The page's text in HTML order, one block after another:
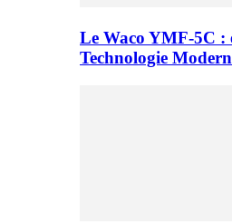
Le Waco YMF-5C :
Technologie